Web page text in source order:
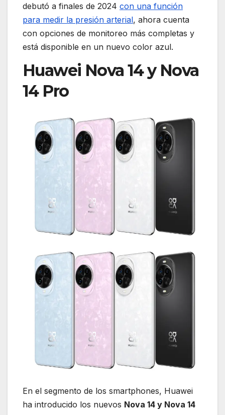
debutó a finales de 2024 con una función
para medir la presión arterial, ahora cuenta
con opciones de monitoreo más completas y
está disponible en un nuevo color azul.
Huawei Nova 14 y Nova
14 Pro
En el segmento de los smartphones, Huawei
ha introducido los nuevos Nova 14 y Nova 14